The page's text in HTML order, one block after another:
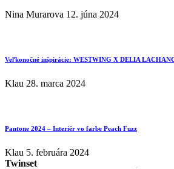
Nina Murarova 12. júna 2024
Veľkonočné inšpirácie: WESTWING X DELIA
Klau 28. marca 2024
Pantone 2024 – Interiér vo farbe Peach Fuzz
Klau 5. februára 2024
Twinset